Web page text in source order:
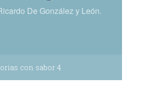
De González y León.
con sabor 4